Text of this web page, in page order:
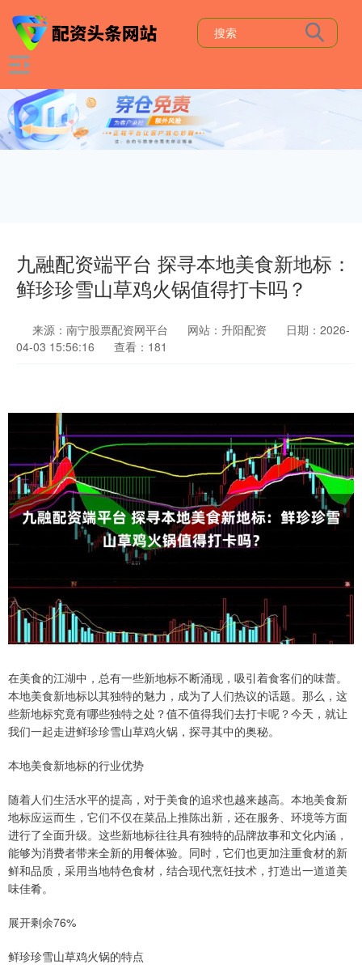
九融配资端平台 探寻本地美食新地标：
鲜珍珍雪山草鸡火锅值得打卡吗？
来源：南宁股票配资网平台 网站：升阳配资
日期：2026-
04-03 15:56:16
查看：181
在美食的江湖中，总有一些新地标不断涌现，吸引着食客们的味蕾。
本地美食新地标以其独特的魅力，成为了人们热议的话题。那么，这
些新地标究竟有哪些独特之处？值不值得我们去打卡呢？今天，就让
我们一起走进鲜珍珍雪山草鸡火锅，探寻其中的奥秘。
本地美食新地标的行业优势
随着人们生活水平的提高，对于美食的追求也越来越高。本地美食新
地标应运而生，它们不仅在菜品上推陈出新，还在服务、环境等方面
进行了全面升级。这些新地标往往具有独特的品牌故事和文化内涵，
能够为消费者带来全新的用餐体验。同时，它们也更加注重食材的新
鲜和品质，采用当地特色食材，结合现代烹饪技术，打造出一道道美
味佳肴。
展开剩余76%
鲜珍珍雪山草鸡火锅的特点